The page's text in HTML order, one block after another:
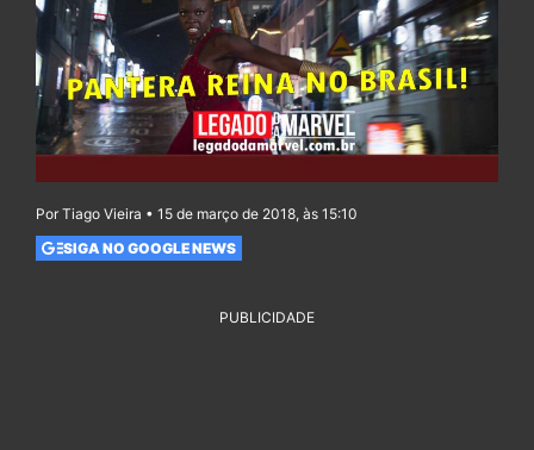
Por Tiago Vieira • 15 de março de 2018, às 15:10
SIGA NO GOOGLE NEWS
PUBLICIDADE